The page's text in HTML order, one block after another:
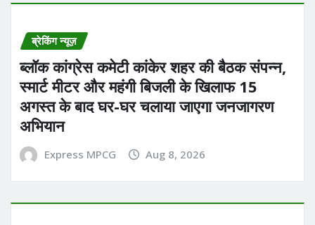
ब्रेकिंग न्यूज़
ब्लॉक कांग्रेस कमेटी कांकेर शहर की बैठक संपन्न,
स्मार्ट मीटर और महंगी बिजली के खिलाफ 15
अगस्त के बाद घर-घर चलाया जाएगा जनजागरण
अभियान
Express MPCG Aug 8, 2026